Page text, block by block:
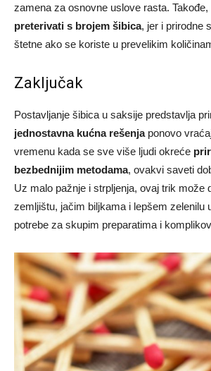
zamena za osnovne uslove rasta. Takođe,
preterivati s brojem šibica, jer i prirodne
štetne ako se koriste u prevelikim
Zaključak
Postavljanje šibica u saksije predstavlja
jednostavna kućna rešenjaponovo
vremenu kada se sve više ljudi okreće
bezbednijim metodama, ovakvi saveti
Uz malo pažnje i strpljenja, ovaj trik može
zemljištu, jačim biljkama i lepšem zelenilu
potrebe za skupim preparatima i